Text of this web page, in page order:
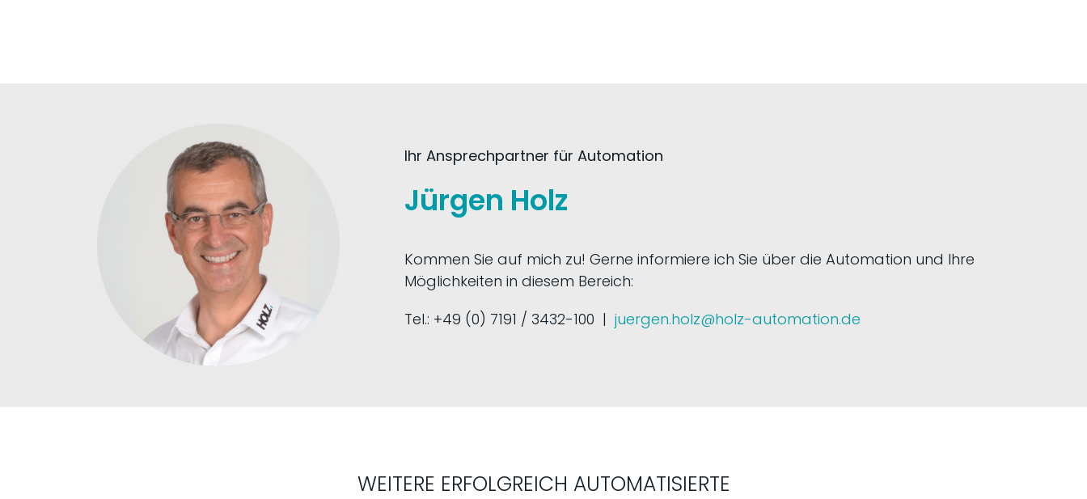
Ihr Ansprechpartner für Automation
Jürgen Holz
Kommen Sie auf mich zu! Gerne informiere ich Sie über die Automation und Ihre
Möglichkeiten in diesem Bereich:
Tel.: +49 (0) 7191 / 3432-100 |juergen.holz@holz-automation.de
WEITERE ERFOLGREICH AUTOMATISIERTE